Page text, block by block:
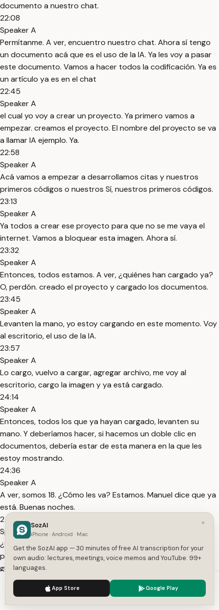
documento a nuestro chat.
22:08
Speaker A
Permítanme. A ver, encuentro nuestro chat. Ahora sí tengo
un documento acá que es el uso de la IA. Ya les voy a pasar
este documento. Vamos a hacer todos la codificación. Ya es
un artículo ya es en el chat
22:45
Speaker A
el cual yo voy a crear un proyecto. Ya primero vamos a
empezar. creamos el proyecto. El nombre del proyecto se va
a llamar IA ejemplo. Ya.
22:58
Speaker A
Acá vamos a empezar a desarrollamos citas y nuestros
primeros códigos o nuestros Sí, nuestros primeros códigos.
23:13
Speaker A
Ya todos a crear ese proyecto para que no se me vaya el
internet. Vamos a bloquear esta imagen. Ahora sí.
23:32
Speaker A
Entonces, todos estamos. A ver, ¿quiénes han cargado ya?
O, perdón. creado el proyecto y cargado los documentos.
23:45
Speaker A
Levanten la mano, yo estoy cargando en este momento. Voy
al escritorio, el uso de la IA.
23:57
Speaker A
Lo cargo, vuelvo a cargar, agregar archivo, me voy al
escritorio, cargo la imagen y ya está cargado.
24:14
Speaker A
Entonces, todos los que ya hayan cargado, levanten su
mano. Y deberíamos hacer, si hacemos un doble clic en
documentos, debería estar de esta manera en la que les
estoy mostrando.
24:36
Speaker A
A ver, somos 18. ¿Cómo les va? Estamos. Manuel dice que ya
está. Buenas noches.
24:52
Speaker A
¿Cómo se crea el proyecto? Proyecto. Exacto. Crear
proyecto. Me voy a cerrar otra vez. Ver esto. Lo voy a
guardar.
25:07
Speaker A
Está. Esta es la primera pantalla. Exacto. Al ingresar. No se
We use cookies to enhance your experience.
×
SozAI
iPhone · Android · Mac
Get the SozAI app — 30 minutes of free AI transcription for your
own audio: lectures, meetings, voice memos and YouTube. 99+
languages.
App Store Google Play